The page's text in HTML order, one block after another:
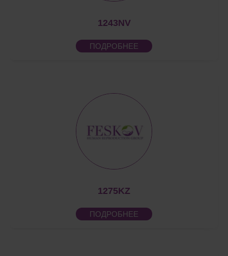
1243NV
ПОДРОБНЕЕ
1275KZ
ПОДРОБНЕЕ